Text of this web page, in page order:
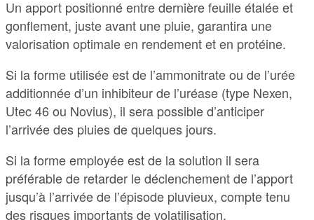
Un apport positionné entre dernière feuille étalée et
gonflement, juste avant une pluie, garantira une
valorisation optimale en rendement et en protéine.
Si la forme utilisée est de l’ammonitrate ou de l’urée
additionnée d’un inhibiteur de l’uréase (type Nexen,
Utec 46 ou Novius), il sera possible d’anticiper
l’arrivée des pluies de quelques jours.
Si la forme employée est de la solution il sera
préférable de retarder le déclenchement de l’apport
jusqu’à l’arrivée de l’épisode pluvieux, compte tenu
des risques importants de volatilisation.